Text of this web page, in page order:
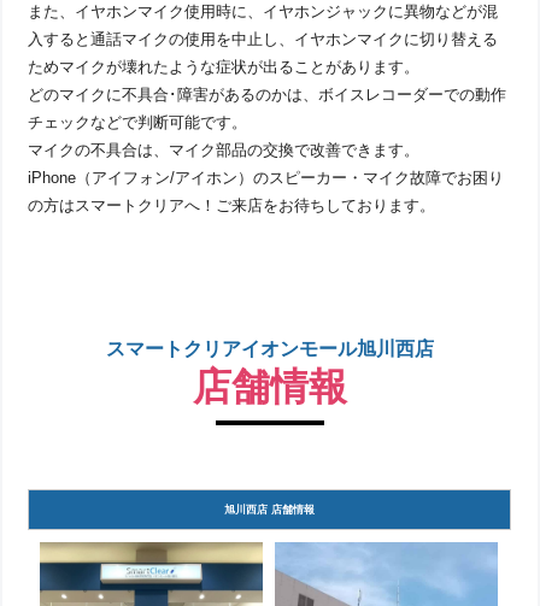
また、イヤホンマイク使用時に、イヤホンジャックに異物などが混
入すると通話マイクの使用を中止し、イヤホンマイクに切り替える
ためマイクが壊れたような症状が出ることがあります。
どのマイクに不具合･障害があるのかは、ボイスレコーダーでの動作
チェックなどで判断可能です。
マイクの不具合は、マイク部品の交換で改善できます。
iPhone（アイフォン/アイホン）のスピーカー・マイク故障でお困り
の方はスマートクリアへ！ご来店をお待ちしております。
スマートクリアイオンモール旭川西店
店舗情報
旭川西店 店舗情報